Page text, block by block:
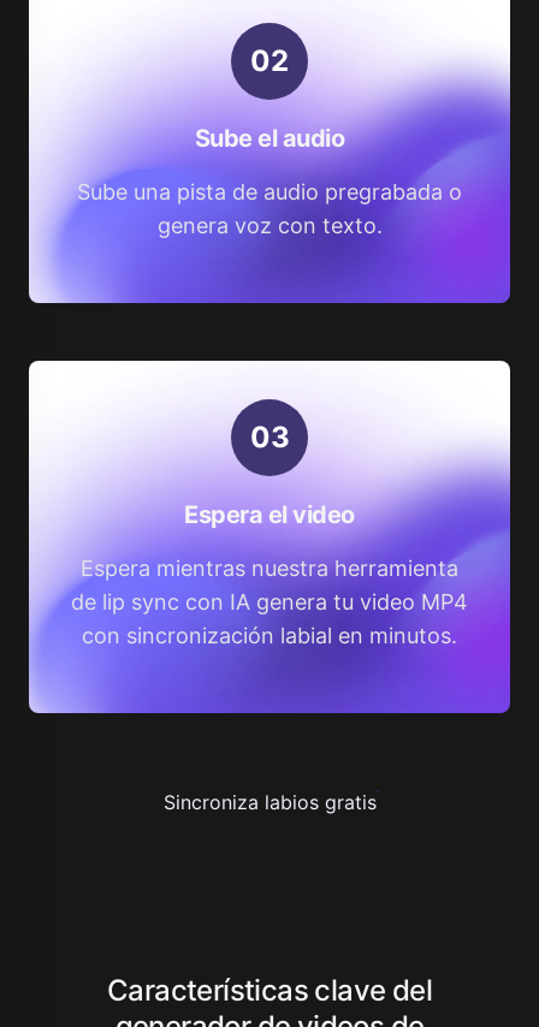
02
Sube el audio
Sube una pista de audio pregrabada o
genera voz con texto.
03
Espera el video
Espera mientras nuestra herramienta
de lip sync con IA genera tu video MP4
con sincronización labial en minutos.
Sincroniza labios gratis
Características clave del